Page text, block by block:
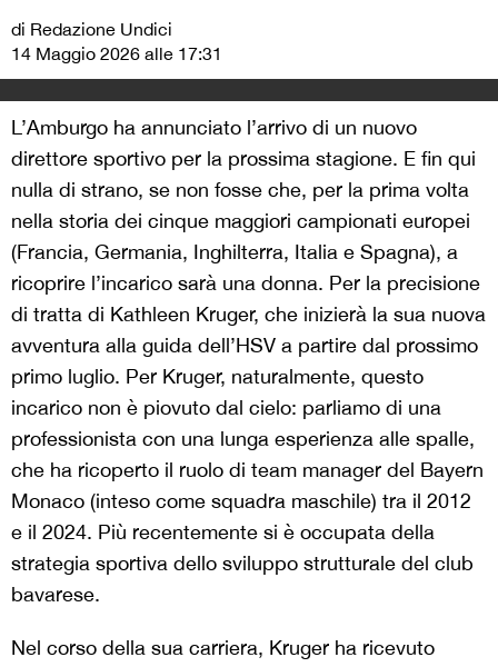
di Redazione Undici
14 Maggio 2026 alle 17:31
L’Amburgo ha annunciato l’arrivo di un nuovo
direttore sportivo per la prossima stagione. E fin qui
nulla di strano, se non fosse che, per la prima volta
nella storia dei cinque maggiori campionati europei
(Francia, Germania, Inghilterra, Italia e Spagna), a
ricoprire l’incarico sarà una donna. Per la precisione
di tratta di Kathleen Kruger, che inizierà la sua nuova
avventura alla guida dell’HSV a partire dal prossimo
primo luglio. Per Kruger, naturalmente, questo
incarico non è piovuto dal cielo: parliamo di una
professionista con una lunga esperienza alle spalle,
che ha ricoperto il ruolo di team manager del Bayern
Monaco (inteso come squadra maschile) tra il 2012
e il 2024. Più recentemente si è occupata della
strategia sportiva dello sviluppo strutturale del club
bavarese.
Nel corso della sua carriera, Kruger ha ricevuto